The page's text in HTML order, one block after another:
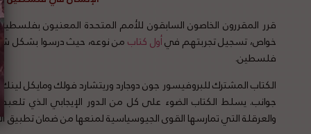
خواص، تسجيل تجربتهم فيأول كتابمن نوعه، حيث درسوا بشكل
فلسطين.
الكتاب المشترك للبروفيسور جون دوجارد وريتشارد فولك ومايكل
جوانب. يسلط الكتاب الضوء على كل من الدور الإيجابي الذي
والعرقلة التي تمارسها القوى الجيوسياسية لمنعها من ضمان تطبيق